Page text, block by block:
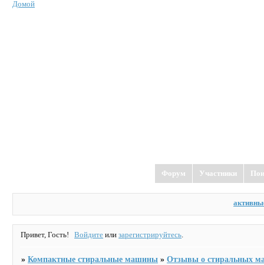
Домой
Форум Участники
Привет, Гость! Войдите илизарегистрируйтесь.
»Компактные стиральные машины »Отзывы о стиральных